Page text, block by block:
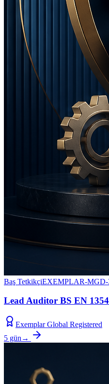
Baş TetkikçiEXEMPLAR-MGD-
Lead Auditor BS EN
Exemplar Global Registered
5 gün →